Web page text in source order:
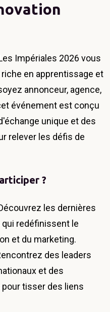
Impériales 2026 vous
en apprentissage et
annonceur, agence,
événement est conçu
unique et des
relever les défis de
?
les dernières
redéfinissent le
et du marketing.
des leaders
et des
tisser des liens